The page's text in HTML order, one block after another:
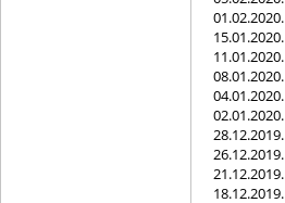
01.02.2020.
15.01.2020.
11.01.2020.
08.01.2020.
04.01.2020.
02.01.2020.
28.12.2019.
26.12.2019.
21.12.2019.
18.12.2019.